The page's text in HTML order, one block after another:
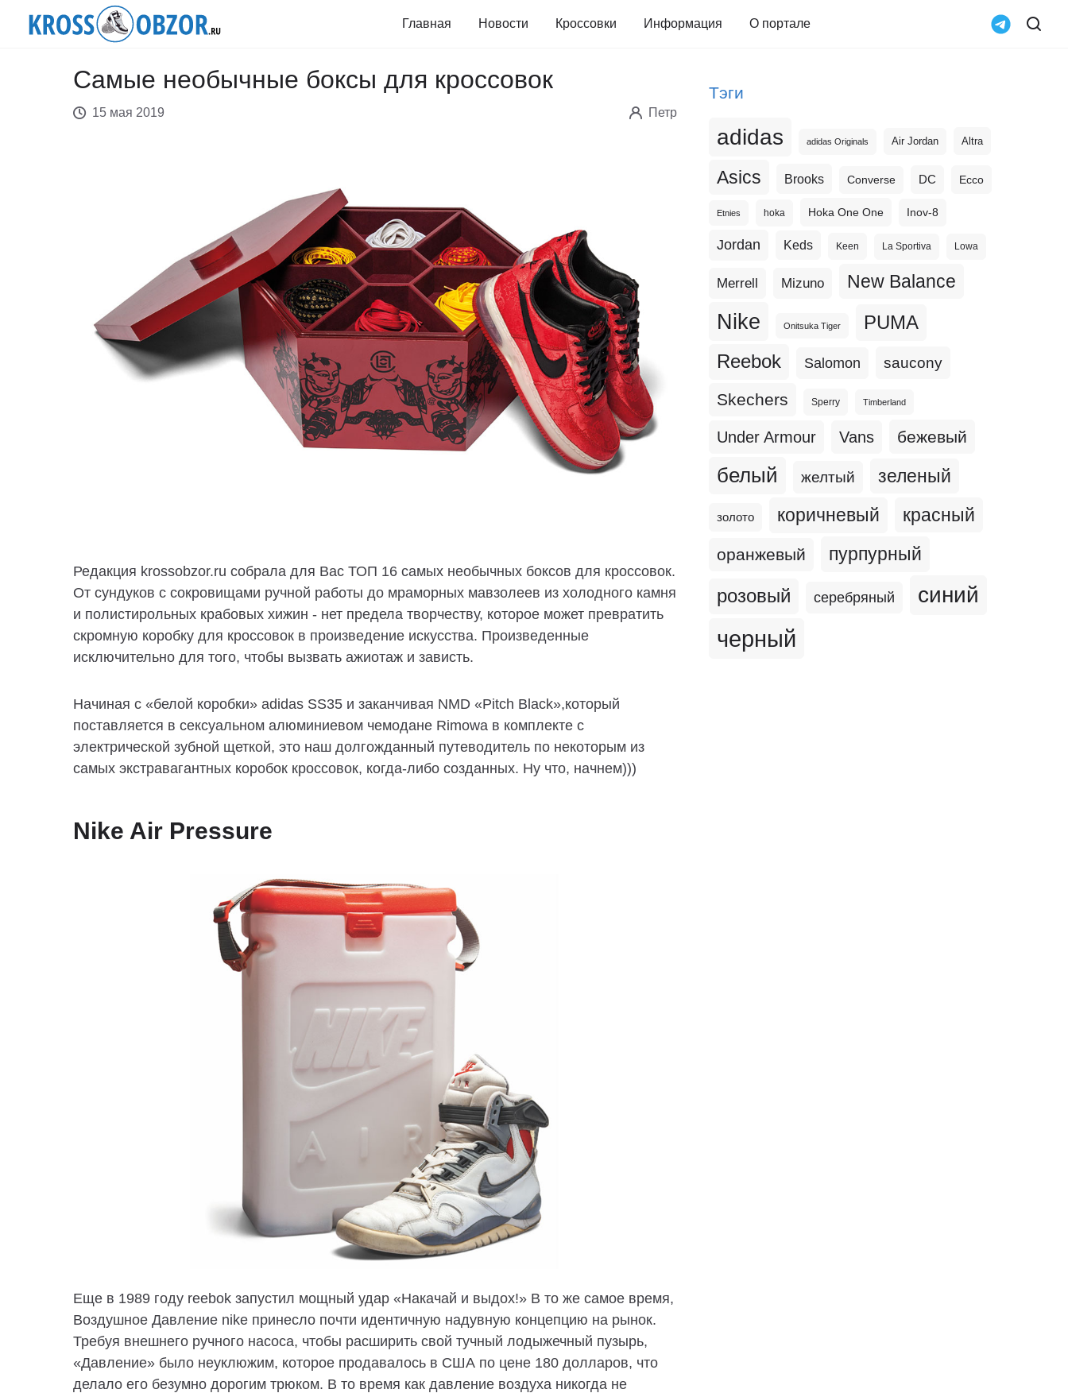
Главная Новости Кроссовки Информация О портале
Самые необычные боксы для кроссовок
15 мая 2019 Петр
Редакция krossobzor.ru собрала для Вас ТОП 16 самых необычных боксов для кроссовок.
От сундуков с сокровищами ручной работы до мраморных мавзолеев из холодного камня
и полистирольных крабовых хижин - нет предела творчеству, которое может превратить
скромную коробку для кроссовок в произведение искусства. Произведенные
исключительно для того, чтобы вызвать ажиотаж и зависть.
Начиная с «белой коробки» adidas SS35 и заканчивая NMD «Pitch Black»,который
поставляется в сексуальном алюминиевом чемодане Rimowa в комплекте с
электрической зубной щеткой, это наш долгожданный путеводитель по некоторым из
самых экстравагантных коробок кроссовок, когда-либо созданных. Ну что, начнем)))
Nike Air Pressure
Еще в 1989 году reebok запустил мощный удар «Накачай и выдох!» В то же самое время,
Воздушное Давление nike принесло почти идентичную надувную концепцию на рынок.
Требуя внешнего ручного насоса, чтобы расширить свой тучный лодыжечный пузырь,
«Давление» было неуклюжим, которое продавалось в США по цене 180 долларов, что
делало его безумно дорогим трюком. В то время как давление воздуха никогда не
Тэги
adidas adidas Originals Air Jordan Altra
Asics Brooks Converse DC Ecco
Etnies hoka Hoka One One Inov-8
Jordan Keds Keen La Sportiva Lowa
Merrell Mizuno New Balance
Nike Onitsuka Tiger PUMA
Reebok Salomon saucony
Skechers Sperry Timberland
Under Armour Vans бежевый
белый желтый зеленый
золото коричневый красный
оранжевый пурпурный
розовый серебряный синий
черный